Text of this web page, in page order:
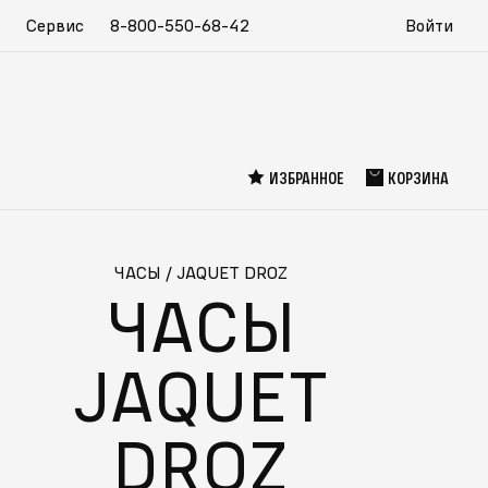
Сервис 8-800-550-68-42 Войти
ИЗБРАННОЕ КОРЗИНА
ЧАСЫ / JAQUET DROZ
ЧАСЫ
JAQUET
DROZ